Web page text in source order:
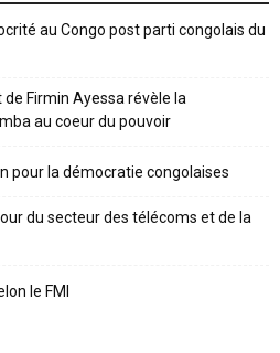
au Congo post parti congolais du
de Firmin Ayessa révèle la
au coeur du pouvoir
pour la démocratie congolaises
du secteur des télécoms et de la
le FMI